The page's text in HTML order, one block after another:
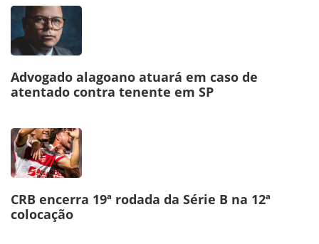
Advogado alagoano atuará em caso de
atentado contra tenente em SP
CRB encerra 19ª rodada da Série B na 12ª
colocação